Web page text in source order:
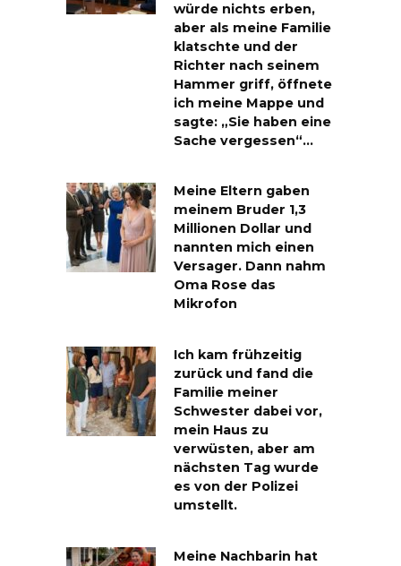
würde nichts erben,
aber als meine Familie
klatschte und der
Richter nach seinem
Hammer griff, öffnete
ich meine Mappe und
sagte: „Sie haben eine
Sache vergessen“…
Meine Eltern gaben
meinem Bruder 1,3
Millionen Dollar und
nannten mich einen
Versager. Dann nahm
Oma Rose das
Mikrofon
Ich kam frühzeitig
zurück und fand die
Familie meiner
Schwester dabei vor,
mein Haus zu
verwüsten, aber am
nächsten Tag wurde
es von der Polizei
umstellt.
Meine Nachbarin hat